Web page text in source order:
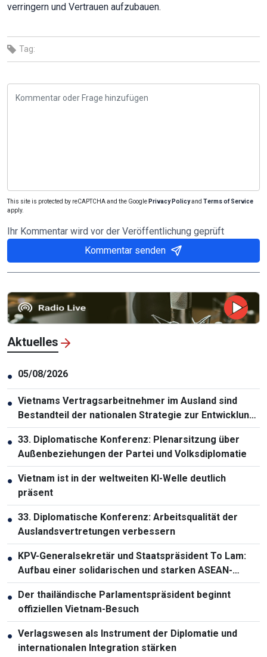
verringern und Vertrauen aufzubauen.
Tag:
This site is protected by reCAPTCHA and the Google Privacy Policyand Terms of Service
apply.
Ihr Kommentar wird vor der Veröffentlichung geprüft
Kommentar senden
Aktuelles
● 05/08/2026
● Vietnams Vertragsarbeitnehmer im Ausland sind
Bestandteil der nationalen Strategie zur Entwicklung
der Humanressourcen
● 33. Diplomatische Konferenz: Plenarsitzung über
Außenbeziehungen der Partei und Volksdiplomatie
● Vietnam ist in der weltweiten KI-Welle deutlich
präsent
● 33. Diplomatische Konferenz: Arbeitsqualität der
Auslandsvertretungen verbessern
● KPV-Generalsekretär und Staatspräsident To Lam:
Aufbau einer solidarischen und starken ASEAN-
Gemeinschaft
● Der thailändische Parlamentspräsident beginnt
offiziellen Vietnam-Besuch
● Verlagswesen als Instrument der Diplomatie und
internationalen Integration stärken